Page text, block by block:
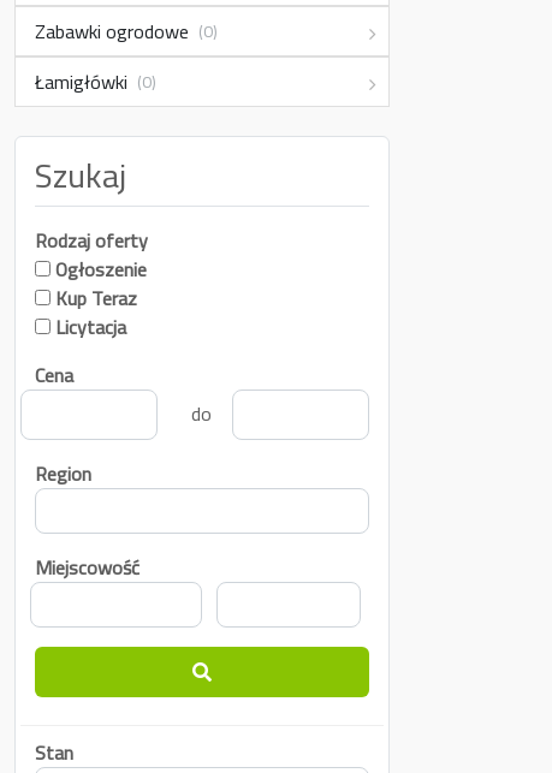
Zabawki ogrodowe (0)
Łamigłówki (0)
Szukaj
Rodzaj oferty
Ogłoszenie
Kup Teraz
Licytacja
Cena
do
Region
Miejscowość
Stan